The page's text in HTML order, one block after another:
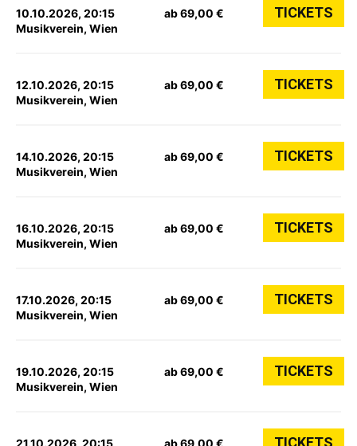
10.10.2026, 20:15
Musikverein, Wien
ab 69,00 € TICKETS
12.10.2026, 20:15
Musikverein, Wien
ab 69,00 € TICKETS
14.10.2026, 20:15
Musikverein, Wien
ab 69,00 € TICKETS
16.10.2026, 20:15
Musikverein, Wien
ab 69,00 € TICKETS
17.10.2026, 20:15
Musikverein, Wien
ab 69,00 € TICKETS
19.10.2026, 20:15
Musikverein, Wien
ab 69,00 € TICKETS
21.10.2026, 20:15 ab 69,00 € TICKETS